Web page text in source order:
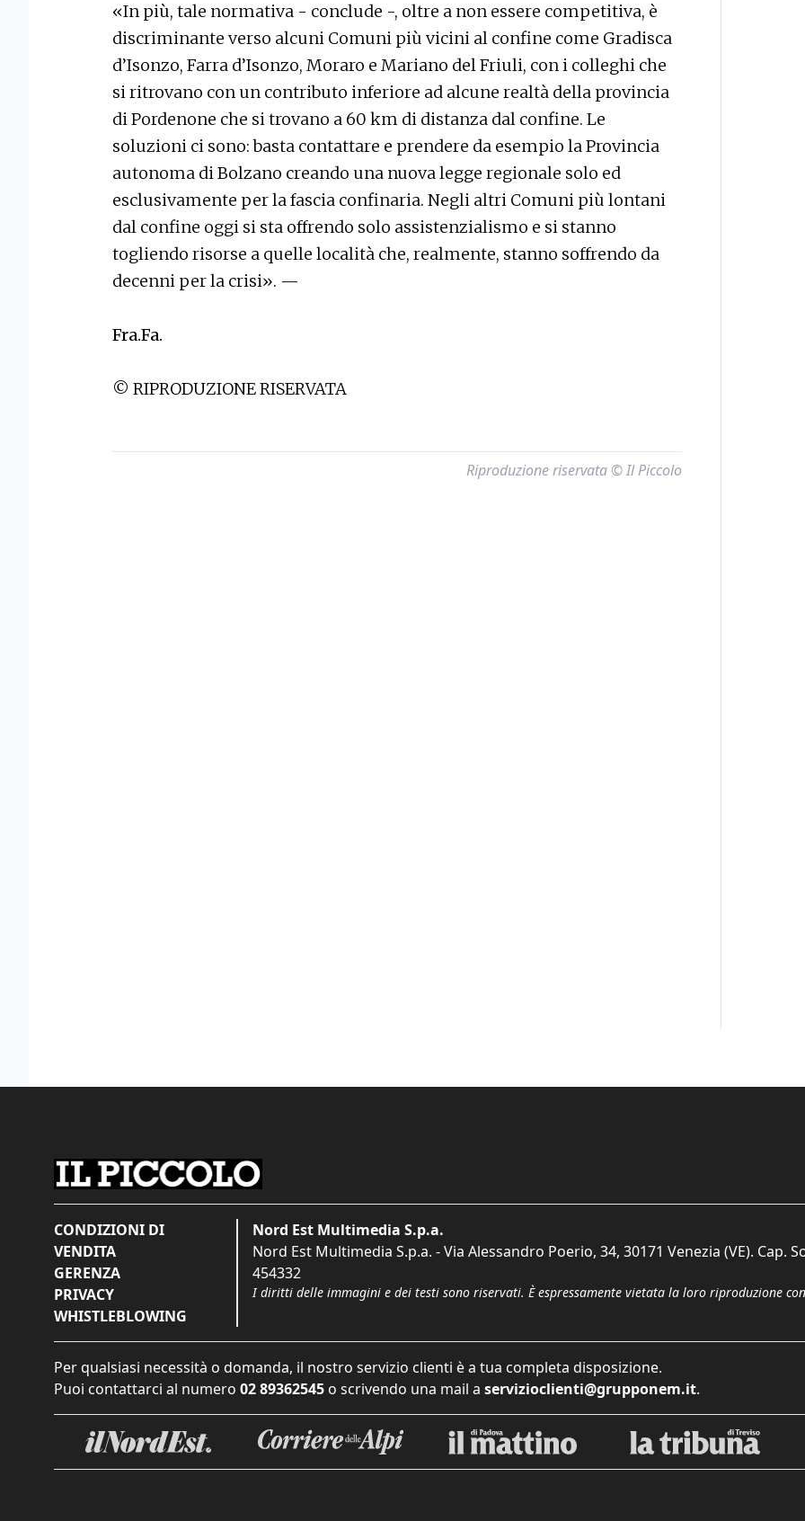
«In più, tale normativa - conclude -, oltre a non essere competitiva, è
discriminante verso alcuni Comuni più vicini al confine come Gradisca
d’Isonzo, Farra d’Isonzo, Moraro e Mariano del Friuli, con i colleghi che
si ritrovano con un contributo inferiore ad alcune realtà della provincia
di Pordenone che si trovano a 60 km di distanza dal confine. Le
soluzioni ci sono: basta contattare e prendere da esempio la Provincia
autonoma di Bolzano creando una nuova legge regionale solo ed
esclusivamente per la fascia confinaria. Negli altri Comuni più lontani
dal confine oggi si sta offrendo solo assistenzialismo e si stanno
togliendo risorse a quelle località che, realmente, stanno soffrendo da
decenni per la crisi». —
Fra.Fa.
© RIPRODUZIONE RISERVATA
Riproduzione riservata © Il Piccolo
CONDIZIONI DI
VENDITA
GERENZA
PRIVACY
WHISTLEBLOWING
Nord Est Multimedia S.p.a.
Nord Est Multimedia S.p.a. - Via Alessandro Poerio, 34, 30171 Venezia (VE). Cap.
454332
I diritti delle immagini e dei testi sono riservati. È espressamente vietata la loro riproduzione
Per qualsiasi necessità o domanda, il nostro servizio clienti è a tua completa disposizione.
Puoi contattarci al numero 02 89362545 o scrivendo una mail a servizioclienti@grupponem.it.